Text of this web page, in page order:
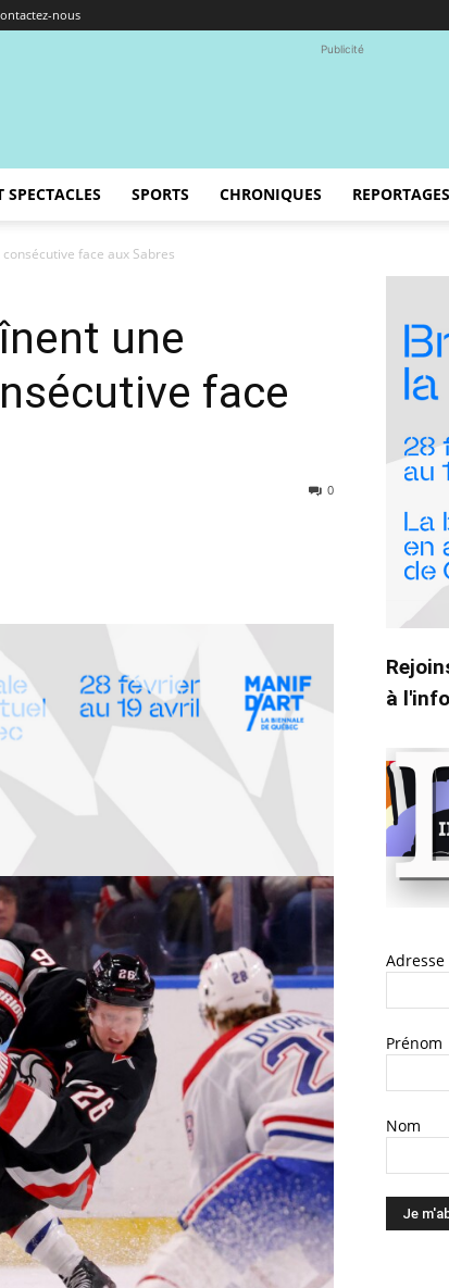
nous
Publicité
SPECTACLES SPORTS CHRONIQUES REPORTAGES
face aux Sabres
une
face
0
à
Prénom
Nom